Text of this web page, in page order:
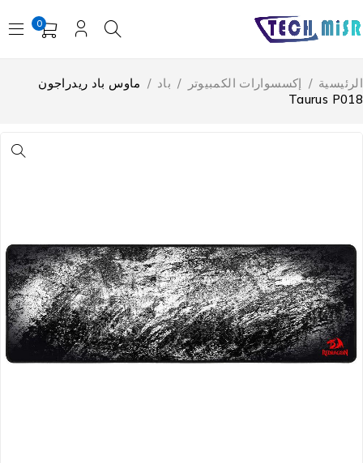
0
/ إكسسوارات الكمبيوتر باد /
ماوس باد ريدراجون
Taurus